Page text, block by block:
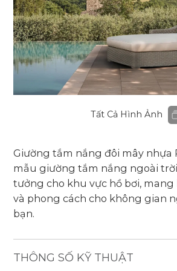
Tất Cả Hình Ảnh
Giường tắm nắng đôi mây nhựa
mẫu giường tắm nắng ngoài
tưởng cho khu vực hồ bơi, mang
và phong cách cho không gian
bạn.
THÔNG SỐ KỸ THUẬT